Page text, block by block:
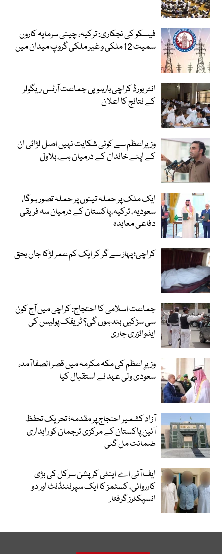
فیسکو کی نجکاری: ترکیہ، چینی سرمایہ کاروں
سمیت 12 ملکی و غیر ملکی گروپ میدان میں
انٹر بورڈ کراچی بارہویں جماعت آرٹس ریگولر
کے نتائج کا اعلان
وزیراعظم سے کوئی شکایت نہیں اصل لڑائی ان
کے اپنے خاندان کے درمیان ہے، بلاول
ایک ملک پر حملہ تینوں پر حملہ تصور ہوگا،
سعودیہ، ترکیہ، پاکستان کے درمیان سہ فریقی
دفاعی معاہدہ
کراچی؛ پہاڑ سے گر کر ایک کم عمر لڑکا جاں بحق
جماعت اسلامی کا احتجاج: کراچی میں آج کون
سی سڑکیں بند ہوں گی؟ ٹریفک پولیس کی
ایڈوائزری جاری
وزیرِ اعظم کی مکہ مکرمہ میں قصر الصفا آمد،
سعودی ولی عہد نے استقبال کیا
آزاد کشمیر احتجاج پر مقدمہ؛ تحریک تحفظ
آئین پاکستان کے مرکزی ترجمان کو راہداری
ضمانت مل گئی
ایف آئی اے اینٹی کرپشن سرکل کی بڑی
کارروائی، کسٹمز کا ایک سپرنٹنڈنٹ اور دو
انسپکٹرز گرفتار